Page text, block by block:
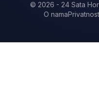
© 2026 - 24 Sata
O namaPrivatnost